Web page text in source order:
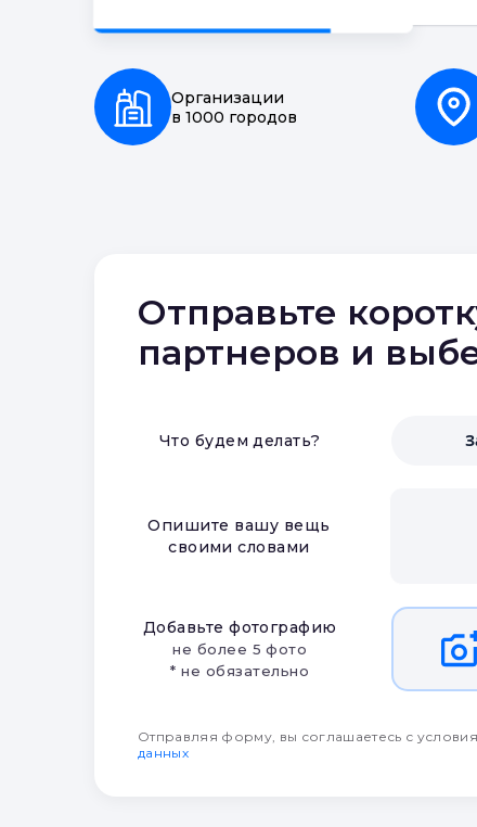
Организации
в 1000 городов
Отправьте
партнеров и
Что будем делать?
Опишите вашу вещь
своими словами
Добавьте фотографию
не более 5 фото
* не обязательно
Отправляя форму, вы соглашаетесь с
данных